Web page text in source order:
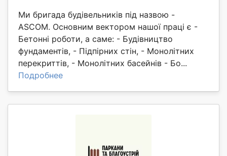
Ми бригада будівельників під назвою -
ASCOM. Основним вектором нашої праці є -
Бетонні роботи, а саме: - Будівництво
фундаментів, - Підпірних стін, - Монолітних
перекриттів, - Монолітних басейнів - Бо...
Подробнее